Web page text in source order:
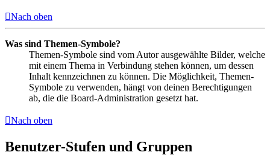
Nach oben
Was sind Themen-Symbole?
Themen-Symbole sind vom Autor ausgewählte Bilder, welche
mit einem Thema in Verbindung stehen können, um dessen
Inhalt kennzeichnen zu können. Die Möglichkeit, Themen-
Symbole zu verwenden, hängt von deinen Berechtigungen
ab, die die Board-Administration gesetzt hat.
Nach oben
Benutzer-Stufen und Gruppen